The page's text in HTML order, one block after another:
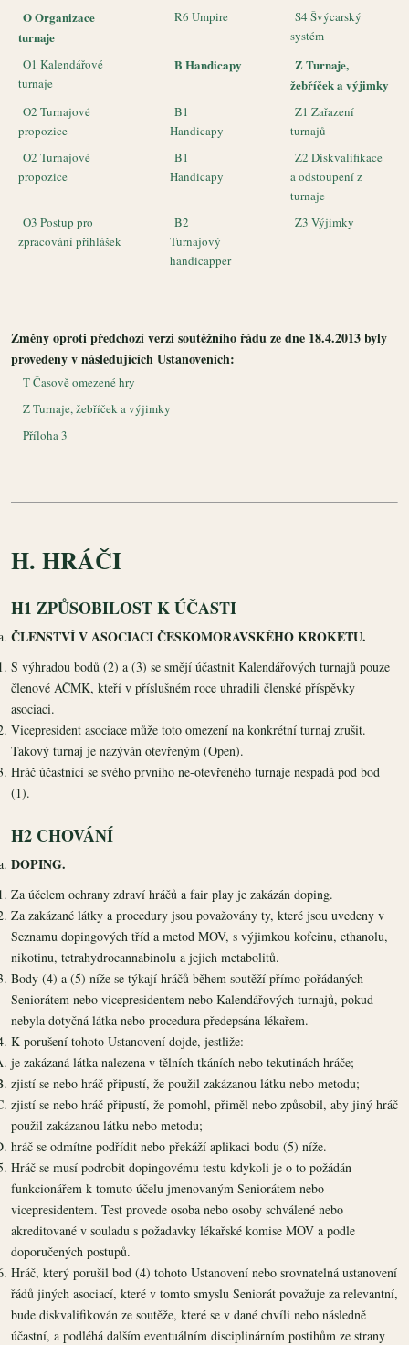
O Organizace
turnaje
R6 Umpire
S4 Švýcarský
systém
O1 Kalendářové
turnaje
B Handicapy
Z Turnaje,
žebříček a výjimky
O2 Turnajové
propozice
B1
Handicapy
Z1 Zařazení
turnajů
O2 Turnajové
propozice
B1
Handicapy
Z2 Diskvalifikace
a odstoupení z
turnaje
O3 Postup pro
zpracování přihlášek
B2
Turnajový
handicapper
Z3 Výjimky
Změny oproti předchozí verzi soutěžního řádu ze dne 18.4.2013 byly
provedeny v následujících Ustanoveních:
T Časově omezené hry
Z Turnaje, žebříček a výjimky
Příloha 3
H. HRÁČI
H1 ZPŮSOBILOST K ÚČASTI
ČLENSTVÍ V ASOCIACI ČESKOMORAVSKÉHO KROKETU.
S výhradou bodů (2) a (3) se smějí účastnit Kalendářových turnajů pouze
členové AČMK, kteří v příslušném roce uhradili členské příspěvky
asociaci.
Vicepresident asociace může toto omezení na konkrétní turnaj zrušit.
Takový turnaj je nazýván otevřeným (Open).
Hráč účastnící se svého prvního ne-otevřeného turnaje nespadá pod bod
(1).
H2 CHOVÁNÍ
DOPING.
Za účelem ochrany zdraví hráčů a fair play je zakázán doping.
Za zakázané látky a procedury jsou považovány ty, které jsou uvedeny v
Seznamu dopingových tříd a metod MOV, s výjimkou kofeinu, ethanolu,
nikotinu, tetrahydrocannabinolu a jejich metabolitů.
Body (4) a (5) níže se týkají hráčů během soutěží přímo pořádaných
Seniorátem nebo vicepresidentem nebo Kalendářových turnajů, pokud
nebyla dotyčná látka nebo procedura předepsána lékařem.
K porušení tohoto Ustanovení dojde, jestliže:
je zakázaná látka nalezena v tělních tkáních nebo tekutinách hráče;
zjistí se nebo hráč připustí, že použil zakázanou látku nebo metodu;
zjistí se nebo hráč připustí, že pomohl, přiměl nebo způsobil, aby jiný hráč
použil zakázanou látku nebo metodu;
hráč se odmítne podřídit nebo překáží aplikaci bodu (5) níže.
Hráč se musí podrobit dopingovému testu kdykoli je o to požádán
funkcionářem k tomuto účelu jmenovaným Seniorátem nebo
vicepresidentem. Test provede osoba nebo osoby schválené nebo
akreditované v souladu s požadavky lékařské komise MOV a podle
doporučených postupů.
Hráč, který porušil bod (4) tohoto Ustanovení nebo srovnatelná ustanovení
řádů jiných asociací, které v tomto smyslu Seniorát považuje za relevantní,
bude diskvalifikován ze soutěže, které se v dané chvíli nebo následně
účastní, a podléhá dalším eventuálním disciplinárním postihům ze strany